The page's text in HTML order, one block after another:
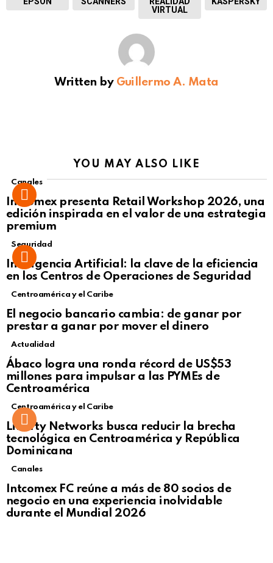
VIRTUAL
Written by Guillermo A. Mata
YOU MAY ALSO LIKE
Canales
Intcomex presenta Retail Workshop 2026, una
edición inspirada en el valor de una estrategia
premium
Seguridad
Inteligencia Artificial: la clave de la eficiencia
en los Centros de Operaciones de Seguridad
Centroamérica y el Caribe
El negocio bancario cambia: de ganar por
prestar a ganar por mover el dinero
Not Safe For Work
Click to view this post
Actualidad
Ábaco logra una ronda récord de US$53
millones para impulsar a las PYMEs de
Centroamérica
Centroamérica y el Caribe
Liberty Networks busca reducir la brecha
tecnológica en Centroamérica y República
Dominicana
Canales
Intcomex FC reúne a más de 80 socios de
negocio en una experiencia inolvidable
durante el Mundial 2026